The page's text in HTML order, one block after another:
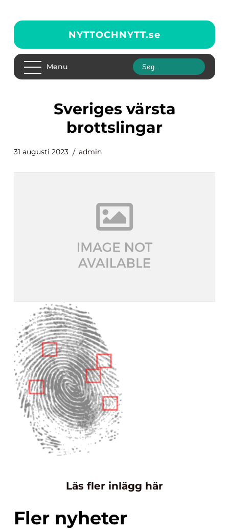
NYTTOCHNYTT.se
Menu
sveriges värsta
brottslingar
31 augusti 2023 admin
Läs fler inlägg här
Fler nyheter